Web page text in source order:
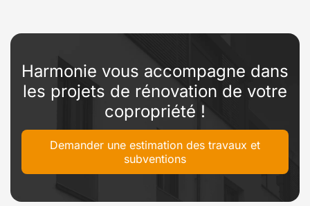
Harmonie vous accompagne dans
les projets de rénovation de votre
copropriété !
Demander une estimation des travaux et
subventions